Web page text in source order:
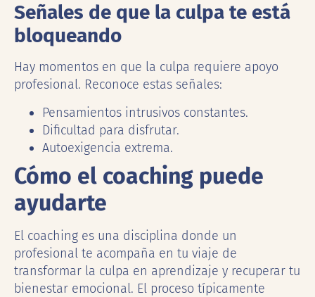
Señales de que la culpa te está
bloqueando
Hay momentos en que la culpa requiere apoyo
profesional. Reconoce estas señales:
Pensamientos intrusivos constantes.
Dificultad para disfrutar.
Autoexigencia extrema.
Cómo el coaching puede
ayudarte
El coaching es una disciplina donde un
profesional te acompaña en tu viaje de
transformar la culpa en aprendizaje y recuperar tu
bienestar emocional. El proceso típicamente